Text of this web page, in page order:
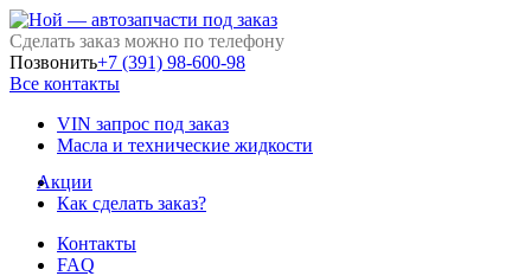
Сделать заказ можно по телефону
Позвонить+7 (391) 98-600-98
Все контакты
VIN запрос под заказ
Масла и технические жидкости
Акции
Как сделать заказ?
Контакты
FAQ